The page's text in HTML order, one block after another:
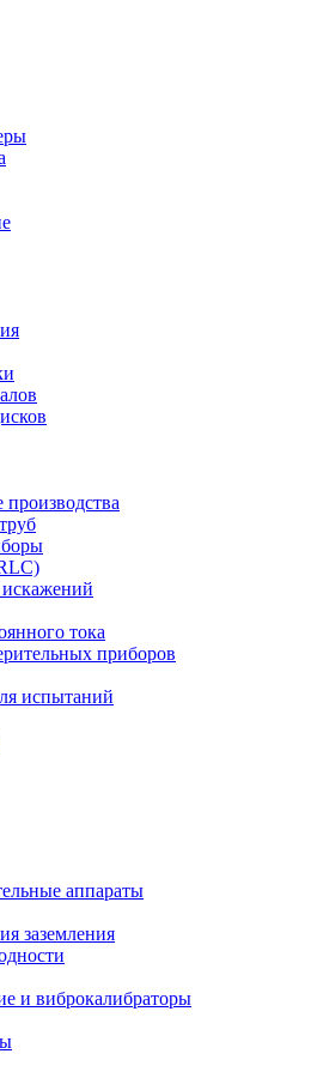
производства
тока
приборов
испытаний
аппараты
заземления
и виброкалибраторы